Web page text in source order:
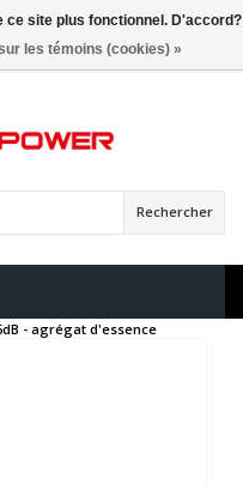
Rechercher
- agrégat d'essence
ce site plus fonctionnel. D'accord?
les témoins (cookies) »